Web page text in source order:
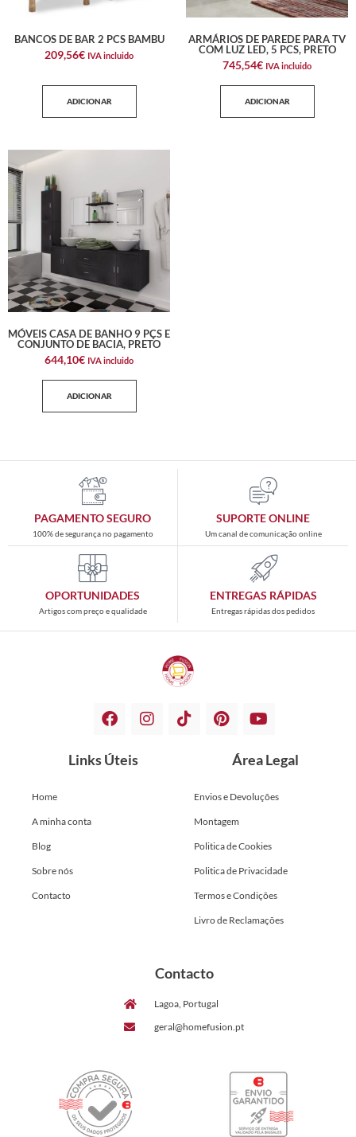
BANCOS DE BAR 2 PCS BAMBU
209,56€ IVA incluido
ADICIONAR
ARMÁRIOS DE PAREDE PARA TV
COM LUZ LED, 5 PCS, PRETO
745,54€ IVA incluido
ADICIONAR
MÓVEIS CASA DE BANHO 9 PÇS E
CONJUNTO DE BACIA, PRETO
644,10€ IVA incluido
ADICIONAR
PAGAMENTO SEGURO
100% de segurança no pagamento
SUPORTE ONLINE
Um canal de comunicação online
OPORTUNIDADES
Artigos com preço e qualidade
ENTREGAS RÁPIDAS
Entregas rápidas dos pedidos
Links Úteis
Home
A minha conta
Blog
Sobre nós
Contacto
Área Legal
Envios e Devoluções
Montagem
Politica de Cookies
Politica de Privacidade
Termos e Condições
Livro de Reclamações
Contacto
Lagoa, Portugal
geral@homefusion.pt